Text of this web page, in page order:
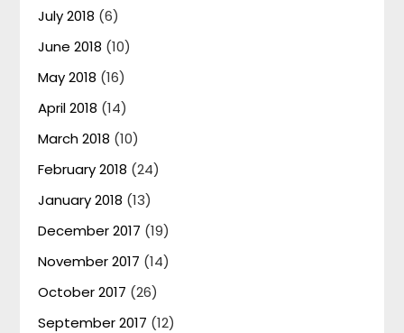
July 2018 (6)
June 2018 (10)
May 2018 (16)
April 2018 (14)
March 2018 (10)
February 2018 (24)
January 2018 (13)
December 2017 (19)
November 2017 (14)
October 2017 (26)
September 2017 (12)